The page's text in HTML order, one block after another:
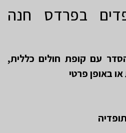
בפרדס חנה
עם קופת חולים כללית,
באופן פרטי